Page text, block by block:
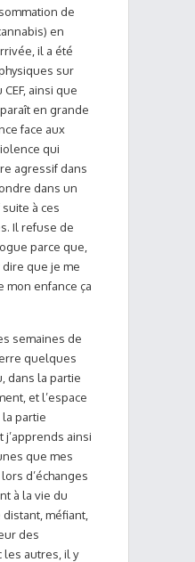
de
en
il a été
sur
ainsi que
en grande
face aux
qui
agressif dans
dans un
à ces
Il refuse de
parce que,
dire que je me
mon enfance ça
semaines de
quelques
dans la partie
et l’espace
partie
j’apprends ainsi
que mes
d’échanges
à la vie du
méfiant,
des
les autres, il y